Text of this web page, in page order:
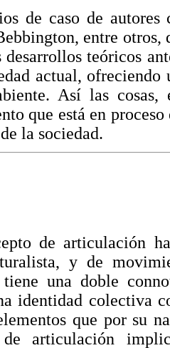
de caso de
entre otros,
desarrollos teóricos
actual,
Así las cosas,
que está en
la sociedad.
de articulación
y de
tiene una doble
identidad colectiva
que por su
de articulación